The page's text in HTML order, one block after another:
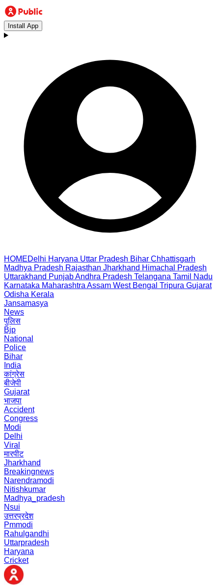
Install App
HOMEDelhi Haryana Uttar Pradesh Bihar Chhattisgarh
Madhya Pradesh Rajasthan Jharkhand Himachal Pradesh
Uttarakhand PunjabAndhra Pradesh Telangana Tamil Nadu
Karnataka Maharashtra Assam West Bengal Tripura Gujarat
Odisha Kerala
Jansamasya
News
पुलिस
Bjp
National
Police
Bihar
India
कांग्रेस
बीजेपी
Gujarat
भाजपा
Accident
Congress
Modi
Delhi
Viral
मारपीट
Jharkhand
Breakingnews
Narendramodi
Nitishkumar
Madhya_pradesh
Nsui
उत्तरप्रदेश
Pmmodi
Rahulgandhi
Uttarpradesh
Haryana
Cricket